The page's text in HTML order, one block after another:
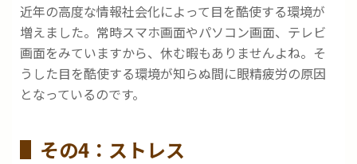
近年の高度な情報社会化によって目を酷使する環境が
増えました。常時スマホ画面やパソコン画面、テレビ
画面をみていますから、休む暇もありませんよね。そ
うした目を酷使する環境が知らぬ間に眼精疲労の原因
となっているのです。
その4：ストレス